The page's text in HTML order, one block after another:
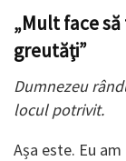
„Mult face
greutăţi”
Dumnezeu
locul potrivit.
Așa este. Eu